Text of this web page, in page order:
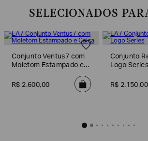
SELECIONADOS
Conjunto Ventus7 com
Moletom Estampado e
R$ 2.600,00
Conjunto
Logo Series
R$ 2.150,00